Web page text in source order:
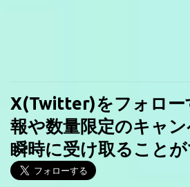
X(Twitter)をフォロー
報や数量限定のキャ
瞬時に受け取ること